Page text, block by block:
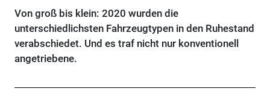
Von groß bis klein: 2020 wurden die
unterschiedlichsten Fahrzeugtypen in den Ruhestand
verabschiedet. Und es traf nicht nur konventionell
angetriebene.